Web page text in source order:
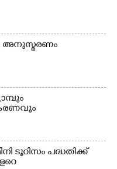
അനുസ്മരണം
ടൂറിസം പദ്ധതിക്ക്